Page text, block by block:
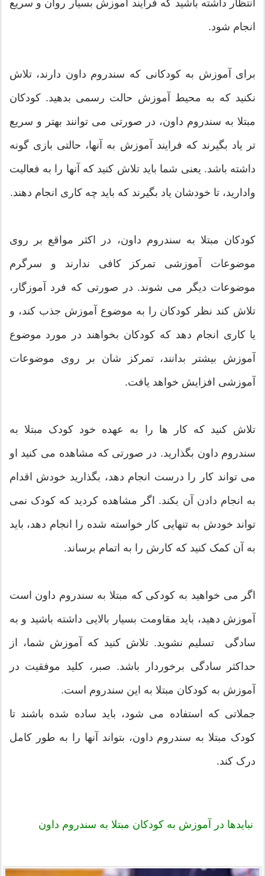
انتظار داشته باشید که فرایند آموزش بسیار روان و سریع
انجام شود.
برای آموزش به کودکانی که سندروم داون دارند، تلاش
نکنید که به محیط آموزش حالت رسمی بدهید. کودکان
مبتلا به سندروم داون، در صورتی می توانند بهتر و سریع
تر یاد بگیرند که فرایند آموزش به آنها، حالتی بازی گونه
داشته باشد. یعنی شما باید تلاش کنید که آنها را به فعالیت
وادارید، تا خودشان یاد بگیرند که باید چه کاری انجام دهند.
کودکان مبتلا به سندروم داون، در اکثر مواقع بر روی
موضوعات آموزشی تمرکز کافی ندارند و سرگرم
موضوعات دیگر می شوند. در صورتی که فرد آموزگار،
تلاش کند نظر کودکان را به موضوع آموزش جذب کند، و
یا کاری انجام دهد که کودکان بخواهند در مورد موضوع
آموزش بیشتر بدانند، تمرکز شان بر روی موضوعات
آموزشی افزایش خواهد یافت.
تلاش کنید که کار ها را به عهده خود کودک مبتلا به
سندروم داون بگذارید. در صورتی که مشاهده می کنید او
می تواند کار را درست انجام دهد، بگذارید خودش اقدام
به انجام دادن آن بکند. اگر مشاهده کردید که کودک نمی
تواند خودش به تنهایی کار خواسته شده را انجام دهد، باید
به آن کمک کنید که کارش را به اتمام برساند.
اگر می خواهید به کودکی که مبتلا به سندروم داون است
آموزش دهید، باید مقاومت بسیار بالایی داشته باشید و به
سادگی تسلیم نشوید. تلاش کنید که آموزش شما، از
حداکثر سادگی برخوردار باشد. صبر، کلید موفقیت در
آموزش به کودکان مبتلا به این سندروم است.
جملاتی که استفاده می شود، باید ساده شده باشند تا
کودک مبتلا به سندروم داون، بتواند آنها را به طور کامل
درک کند.
نبایدها در آموزش به کودکان مبتلا به سندروم داون